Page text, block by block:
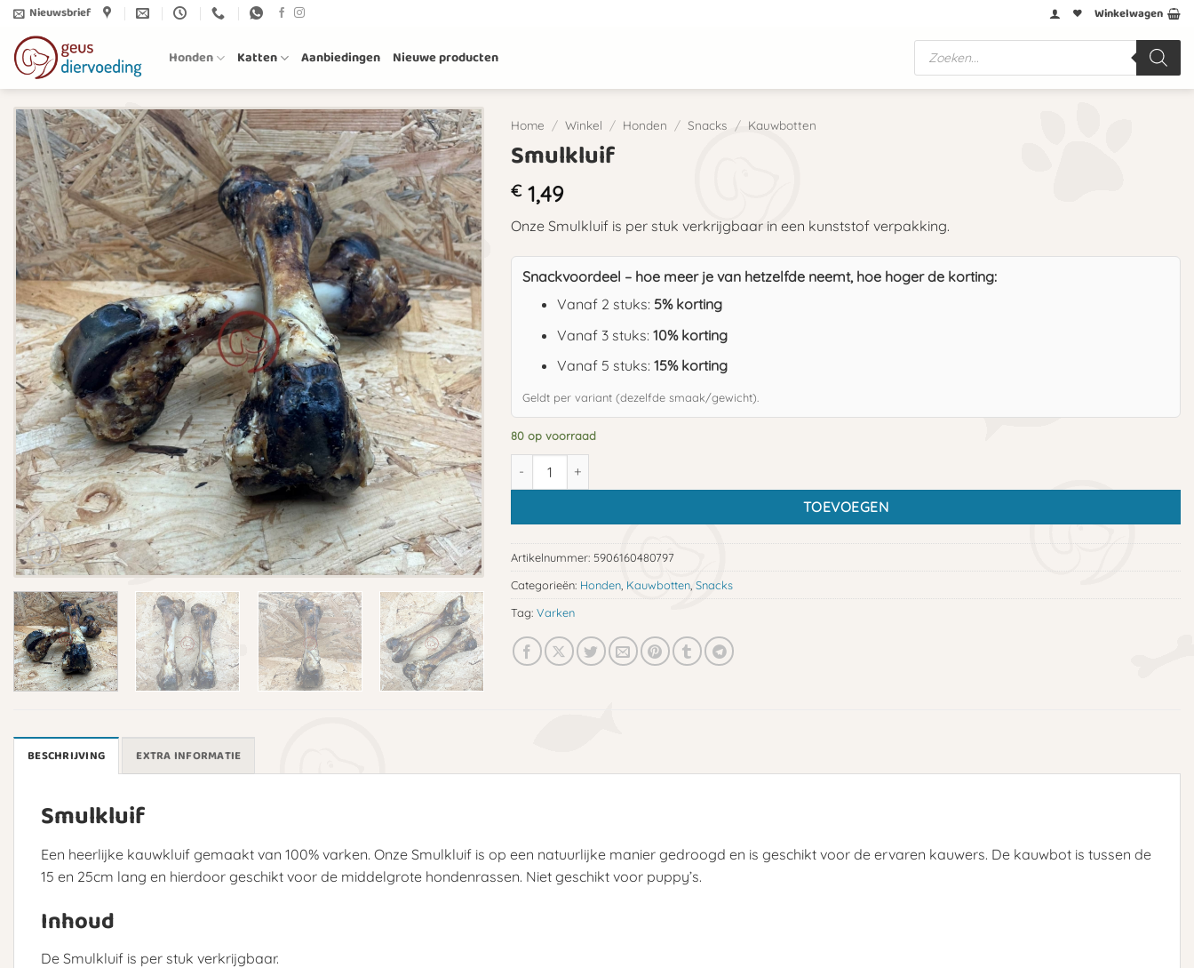
Ga
naar
inhoud
Nieuwsbrief Winkelwagen
Honden Katten Aanbiedingen Nieuwe producten
Producten
zoeken
Home / Winkel / Honden / Snacks / Kauwbotten
Smulkluif
€1,49
Onze Smulkluif is per stuk verkrijgbaar in een kunststof verpakking.
Snackvoordeel – hoe meer je van hetzelfde neemt, hoe hoger de korting:
Vanaf 2 stuks: 5% korting
Vanaf 3 stuks: 10% korting
Vanaf 5 stuks: 15% korting
Geldt per variant (dezelfde smaak/gewicht).
80 op voorraad
Smulkluif aantal
TOEVOEGEN
Artikelnummer: 5906160480797
Categorieën: Honden Kauwbotten Snacks
Tag: Varken
BESCHRIJVING EXTRA INFORMATIE
Smulkluif
Een heerlijke kauwkluif gemaakt van 100% varken. Onze Smulkluif is op een natuurlijke manier gedroogd en is geschikt voor de ervaren kauwers. De kauwbot is tussen de
15 en 25cm lang en hierdoor geschikt voor de middelgrote hondenrassen. Niet geschikt voor puppy’s.
Inhoud
De Smulkluif is per stuk verkrijgbaar.